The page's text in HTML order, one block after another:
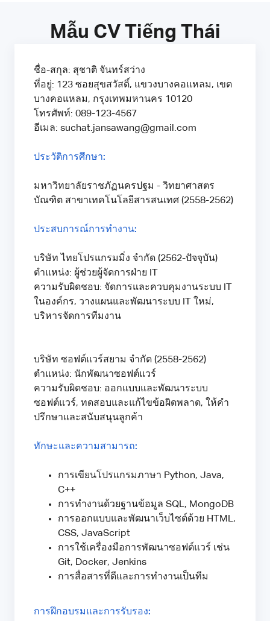
Mẫu CV Tiếng Thái
ชื่อ-สกุล: สุชาติ จันทร์สว่าง
ที่อยู่: 123 ซอยสุขสวัสดิ์, แขวงบางคอแหลม, เขต
บางคอแหลม, กรุงเทพมหานคร 10120
โทรศัพท์: 089-123-4567
อีเมล: suchat.jansawang@gmail.com
ประวัติการศึกษา:
มหาวิทยาลัยราชภัฏนครปฐม - วิทยาศาสตร
บัณฑิต สาขาเทคโนโลยีสารสนเทศ (2558-2562)
ประสบการณ์การทำงาน:
บริษัท ไทยโปรแกรมมิ่ง จำกัด (2562-ปัจจุบัน)
ตำแหน่ง: ผู้ช่วยผู้จัดการฝ่าย IT
ความรับผิดชอบ: จัดการและควบคุมงานระบบ IT
ในองค์กร, วางแผนและพัฒนาระบบ IT ใหม่,
บริหารจัดการทีมงาน
บริษัท ซอฟต์แวร์สยาม จำกัด (2558-2562)
ตำแหน่ง: นักพัฒนาซอฟต์แวร์
ความรับผิดชอบ: ออกแบบและพัฒนาระบบ
ซอฟต์แวร์, ทดสอบและแก้ไขข้อผิดพลาด, ให้คำ
ปรึกษาและสนับสนุนลูกค้า
ทักษะและความสามารถ:
การเขียนโปรแกรมภาษา Python, Java,
C++
การทำงานด้วยฐานข้อมูล SQL, MongoDB
การออกแบบและพัฒนาเว็บไซต์ด้วย HTML,
CSS, JavaScript
การใช้เครื่องมือการพัฒนาซอฟต์แวร์ เช่น
Git, Docker, Jenkins
การสื่อสารที่ดีและการทำงานเป็นทีม
การฝึกอบรมและการรับรอง: